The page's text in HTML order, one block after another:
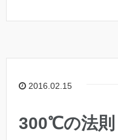
2016.02.15
300℃の法則